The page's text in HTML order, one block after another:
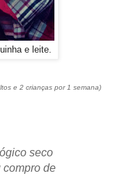
e leite.
e 2 crianças por 1 semana)
seco
compro de